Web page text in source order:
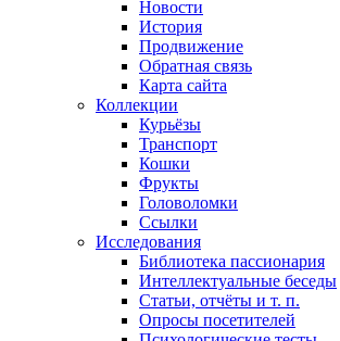
Новости
История
Продвижение
Обратная связь
Карта сайта
Коллекции
Курьёзы
Транспорт
Кошки
Фрукты
Головоломки
Ссылки
Исследования
Библиотека пассионария
Интеллектуальные беседы
Статьи, отчёты и т. п.
Опросы посетителей